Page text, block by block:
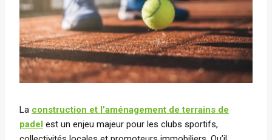
La construction et l’aménagement de terrains de
padel est un enjeu majeur pour les clubs sportifs,